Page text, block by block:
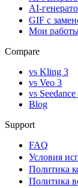
AI-
GIF с
Мои
Compare
vs Kling 3
vs Veo 3
vs Seedance
Blog
Support
FAQ
Условия
Политика
Политика